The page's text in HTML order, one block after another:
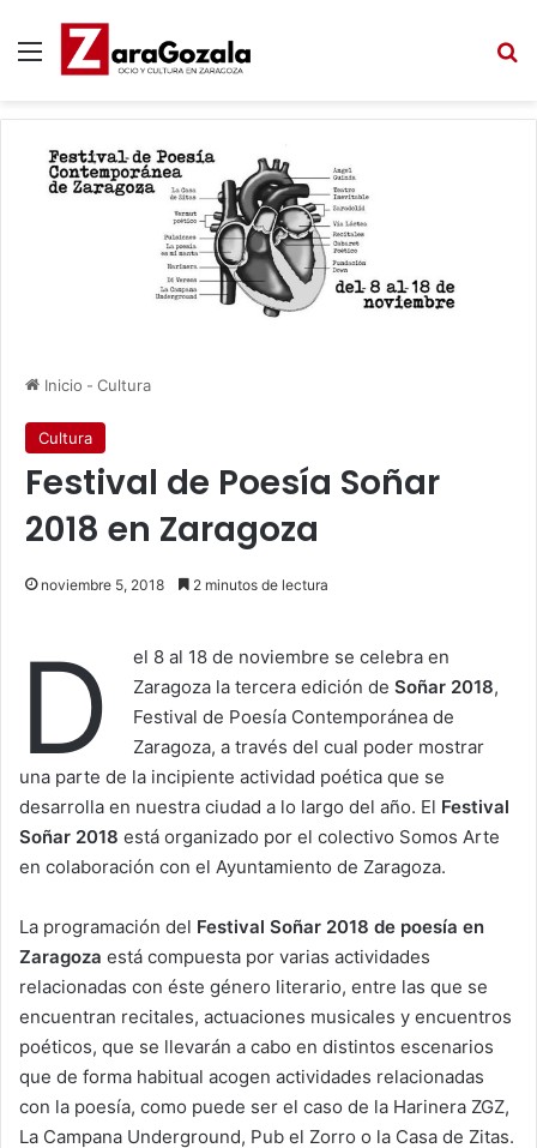
Menú
Inicio - Cultura
Cultura
Festival de Poesía Soñar
2018 en Zaragoza
noviembre 5, 2018 2 minutos de lectura
D
el 8 al 18 de noviembre se celebra en
Zaragoza la tercera edición de Soñar 2018,
Festival de Poesía Contemporánea de
Zaragoza, a través del cual poder mostrar
una parte de la incipiente actividad poética que se
desarrolla en nuestra ciudad a lo largo del año. El Festival
Soñar 2018 está organizado por el colectivo Somos Arte
en colaboración con el Ayuntamiento de Zaragoza.
La programación del Festival Soñar 2018 de poesía en
Zaragoza está compuesta por varias actividades
relacionadas con éste género literario, entre las que se
encuentran recitales, actuaciones musicales y encuentros
poéticos, que se llevarán a cabo en distintos escenarios
que de forma habitual acogen actividades relacionadas
con la poesía, como puede ser el caso de la Harinera ZGZ,
La Campana Underground, Pub el Zorro o la Casa de Zitas.